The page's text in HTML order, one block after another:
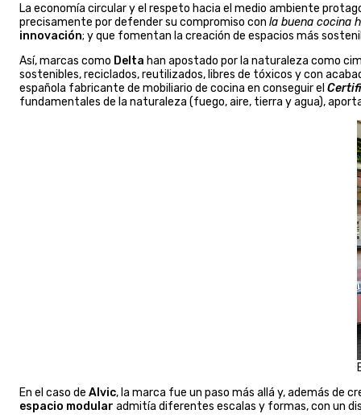
La economía circular y el respeto hacia el medio ambiente
precisamente por defender su compromiso con la buena cocina
innovación; y que fomentan la creación de espacios más
Así, marcas como Delta han apostado por la naturaleza como
sostenibles, reciclados, reutilizados, libres de tóxicos y con
española fabricante de mobiliario de cocina en conseguir el
fundamentales de la naturaleza (fuego, aire, tierra y agua),
En el caso de Alvic, la marca fue un paso más allá y, además
espacio modular admitía diferentes escalas y formas, con un